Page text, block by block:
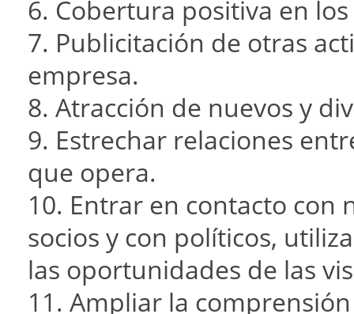
6. Cobertura positiva en
7. Publicitación de otras
empresa.
8. Atracción de nuevos y
9. Estrechar relaciones
que opera.
10. Entrar en contacto con
socios y con políticos,
las oportunidades de las
11. Ampliar la